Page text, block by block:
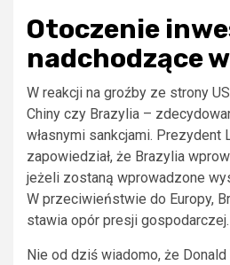
Otoczenie
nadchodzące
W reakcji na groźby ze strony
Chiny czy Brazylia –
własnymi sankcjami. Prezydent
zapowiedział, że Brazylia
jeżeli zostaną wprowadzone
W przeciwieństwie do Europy,
stawia opór presji gospodarczej.
Nie od dziś wiadomo, że